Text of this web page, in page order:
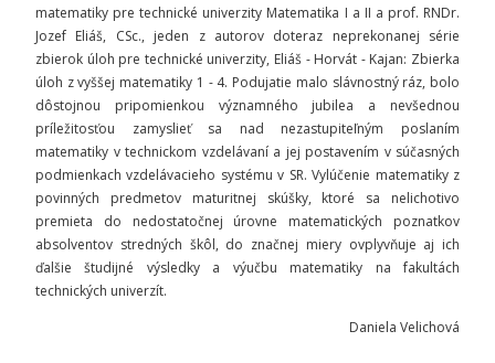
matematiky pre technické univerzity Matematika I a II a prof. RNDr.
Jozef Eliáš, CSc., jeden z autorov doteraz neprekonanej série
zbierok úloh pre technické univerzity, Eliáš - Horvát - Kajan: Zbierka
úloh z vyššej matematiky 1 - 4. Podujatie malo slávnostný ráz, bolo
dôstojnou pripomienkou významného jubilea a nevšednou
príležitosťou zamyslieť sa nad nezastupiteľným poslaním
matematiky v technickom vzdelávaní a jej postavením v súčasných
podmienkach vzdelávacieho systému v SR. Vylúčenie matematiky z
povinných predmetov maturitnej skúšky, ktoré sa nelichotivo
premieta do nedostatočnej úrovne matematických poznatkov
absolventov stredných škôl, do značnej miery ovplyvňuje aj ich
ďalšie študijné výsledky a výučbu matematiky na fakultách
technických univerzít.
Daniela Velichová